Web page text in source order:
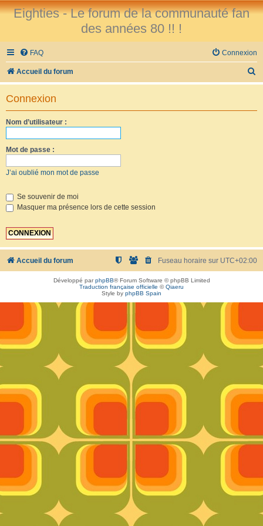
Eighties - Le forum de la communauté fan
des années 80 !! !
FAQ Connexion
Accueil du forum
e
Connexion
Nom d’utilisateur :
Mot de passe :
J’ai oublié mon mot de passe
Se souvenir de moi
Masquer ma présence lors de cette session
Accueil du forum Fuseau horaire sur UTC+02:00
Développé parphpBB® Forum Software © phpBB Limited
Traduction française officielle ©Qiaeru
Style by phpBB Spain